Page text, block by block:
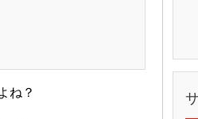
ね？